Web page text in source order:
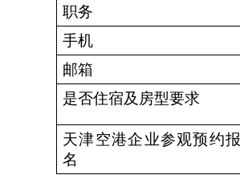
职务
手机
邮箱
是否住宿及房型要求
天津空港企业参观预约报
名